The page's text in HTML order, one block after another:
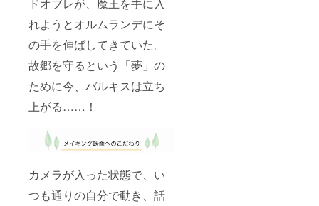
れようとオルムランデにそ
の手を伸ばしてきていた。
故郷を守るという「夢」の
ために今、バルキスは立ち
上がる……！
カメラが入った状態で、い
つも通りの自分で動き、話